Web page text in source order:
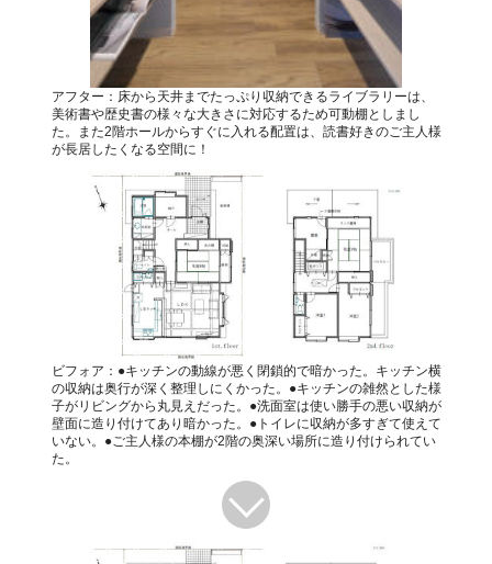
アフター：床から天井までたっぷり収納できるライブラリーは、
美術書や歴史書の様々な大きさに対応するため可動棚としまし
た。また2階ホールからすぐに入れる配置は、読書好きのご主人様
が長居したくなる空間に！
ビフォア：●キッチンの動線が悪く閉鎖的で暗かった。キッチン横
の収納は奥行が深く整理しにくかった。●キッチンの雑然とした様
子がリビングから丸見えだった。●洗面室は使い勝手の悪い収納が
壁面に造り付けてあり暗かった。●トイレに収納が多すぎて使えて
いない。●ご主人様の本棚が2階の奥深い場所に造り付けられてい
た。